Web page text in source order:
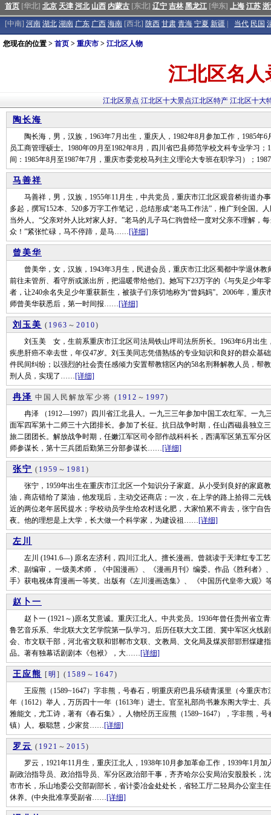
首页 [华北] 北京 天津 河北 山西 内蒙古 [东北] 辽宁 吉林 黑龙江 [华东] 上海 江苏
[中南] 河南 湖北 湖南 广东 广西 海南 [西北] 陕西 甘肃 青海 宁夏 新疆 当代 民国
您现在的位置 > 首页 > 重庆市 > 江北区人物
江北区名人
江北区景点 江北区十大景点江北区特产 江北区十大
陶长海
陶长海，男，汉族，1963年7月出生，重庆人，1982年8月参加工作，1985年
员工商管理硕士。1980年09月至1982年8月，四川省巴县师范学校文科专业学习
间：1985年8月至1987年7月，重庆市委党校马列主义理论大专班在职学习）；
马善祥
马善祥，男，汉族，1955年11月生，中共党员，重庆市江北区观音桥街道办
多起，撰写152本、520多万字工作笔记，总结形成“老马工作法”，推广到全国。
当外人。“父亲对外人比对家人好。”老马的儿子马仁驹曾经一度对父亲不理解，
众！”紧张忙碌，马不停蹄，是马……[详细]
曾美华
曾美华，女，汉族，1943年3月生，民进会员，重庆市江北区蜀都中学退休教
前往未管所、看守所或派出所，把温暖带给他们。她写下23万字的《与失足少年
者，让240余名失足少年重获新生，被孩子们亲切地称为“曾妈妈”。2006年，重
师曾美华获悉后，第一时间报……[详细]
刘玉美 ( 1963 ～ 2010)
刘玉美 女，生前系重庆市江北区司法局铁山坪司法所所长。1963年6月出生
疾患肝癌不幸去世，年仅47岁。刘玉美同志凭借熟练的专业知识和良好的群众基
件民间纠纷；以强烈的社会责任感倾力安置帮教辖区内的58名刑释解教人员，帮
刑人员，实现了……[详细]
冉泽 中国人民解放军少将 ( 1912 ～ 1997)
冉泽 （1912—1997）四川省江北县人。一九三三年参加中国工农红军。一九
面军四军第十二师三十六团排长。参加了长征。抗日战争时期，任山西磁县独立
旅二团团长。解放战争时期，任嫩江军区司令部作战科科长，西满军区第五军分
师参谋长，第十三兵团后勤第三分部参谋长……[详细]
张宁 ( 1959 ～ 1981 )
张宁，1959年出生在重庆市江北区一个知识分子家庭。从小受到良好的家庭
油，商店错给了菜油，他发现后，主动交还商店；一次，在上学的路上拾得二元
近的两位老年居民提水；学校动员学生给农村送化肥，大家怕累不肯去，张宁自
夜。他的理想是上大学，长大做一个科学家，为建设祖……[详细]
左川
左川 (1941.6—) 原名左济利，四川江北人。擅长漫画。曾就读于天津红专工
术、副编审， 一级美术师，《中国漫画》、《漫画月刊》编委。作品《胜利者
手》获电视体育漫画一等奖。出版有《左川漫画选集》、 《中国历代皇帝大观
赵卜一
赵卜一 (1921～)原名艾意诚。重庆江北人。中共党员。1936年曾任贵州省立
鲁艺音乐系、华北联大文艺学院第一队学习。后历任联大文工团、冀中军区火线
会、市文联干部，河北省文联和邯郸市文联、文教局、文化局及煤炭部邯邢煤建
品。著有独幕话剧剧本《包袱》，大……[详细]
王应熊 [明 ] ( 1589 ～ 1647)
王应熊（1589~1647）字非熊，号春石，明重庆府巴县乐碛青溪里（今重庆市
年（1612）举人，万历四十一年（1613年）进士。官至礼部尚书兼东阁大学士、
雅能文，尤工诗，著有《春石集》。人物经历王应熊（1589~1647），字非熊，
镇）人。极聪慧，少家贫……[详细]
罗云 ( 1921 ～ 2015)
罗云，1921年11月生，重庆江北人，1938年10月参加革命工作，1939年1月加
副政治指导员、政治指导员、军分区政治部干事，齐齐哈尔公安局治安股股长，
市市长，乐山地委公交部副部长，省计委冶金处处长，省轻工厅二轻局办公室主
休养。(中央批准享受副省……[详细]